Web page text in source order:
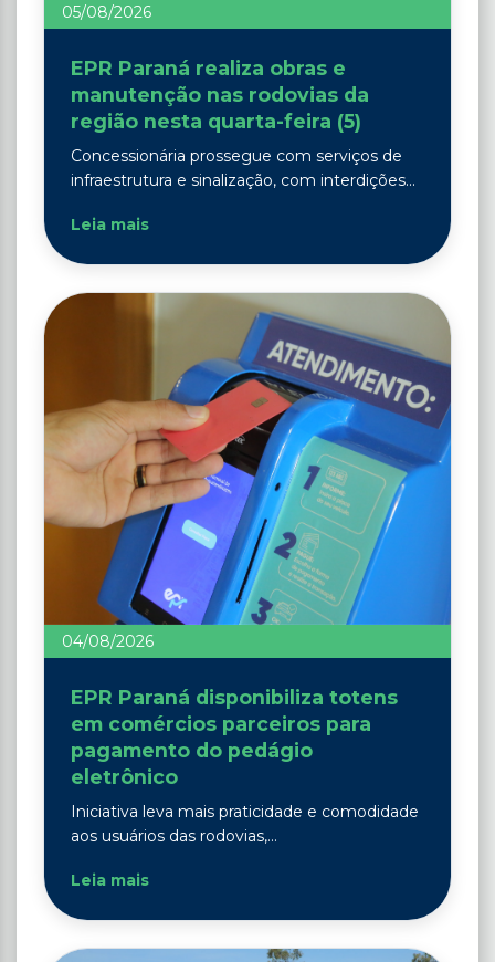
05/08/2026
EPR Paraná realiza obras e
manutenção nas rodovias da
região nesta quarta-feira (5)
Concessionária prossegue com serviços de
infraestrutura e sinalização, com interdições...
Leia mais
04/08/2026
EPR Paraná disponibiliza totens
em comércios parceiros para
pagamento do pedágio
eletrônico
Iniciativa leva mais praticidade e comodidade
aos usuários das rodovias,...
Leia mais